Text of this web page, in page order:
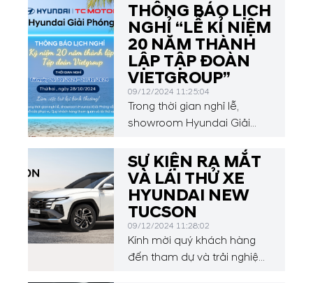
THÔNG BÁO LỊCH
NGHỈ “LỄ KỈ NIỆM
20 NĂM THÀNH
LẬP TẬP ĐOÀN
VIETGROUP”
09/12/2024 11:25:04
Trong thời gian nghỉ lễ,
showroom Hyundai Giải
Quý khách hàng tham quan
và lái thử xe.
SỰ KIỆN RA MẮT
VÀ LÁI THỬ XE
HYUNDAI NEW
TUCSON
09/12/2024 11:28:02
Kính mời quý khách hàng
đến tham dự và trải nghiệm